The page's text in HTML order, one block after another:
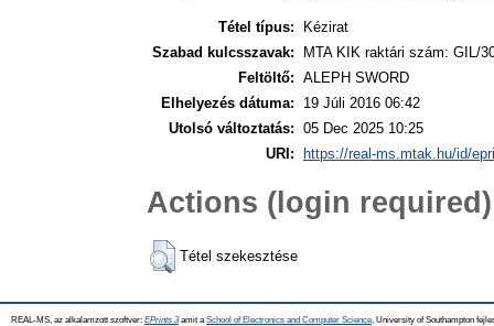
Tétel típus:
Kézirat
Szabad kulcsszavak:
MTA KIK raktári szám: GIL/
Feltöltő: ALEPH SWORD
Elhelyezés dátuma:
19 Júli 2016 06:42
Utolsó változtatás: 05 Dec 2025 10:25
URI:
https://real-ms.mtak.hu/id/
Actions (login required)
Tétel szekesztése
REAL-MS, az alkalamzott szoftver: EPrints 3amit a School of Electronics and Computer Science , University of Southampton